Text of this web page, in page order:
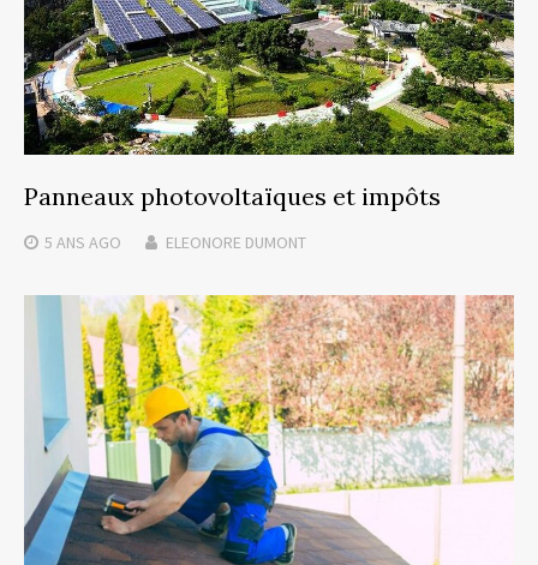
Panneaux photovoltaïques et impôts
5 ANS AGO ELEONORE DUMONT